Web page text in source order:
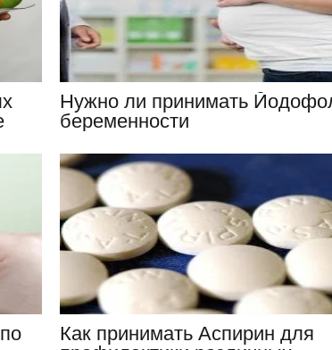
Нужно ли принимать
беременности
Как принимать Аспирин для